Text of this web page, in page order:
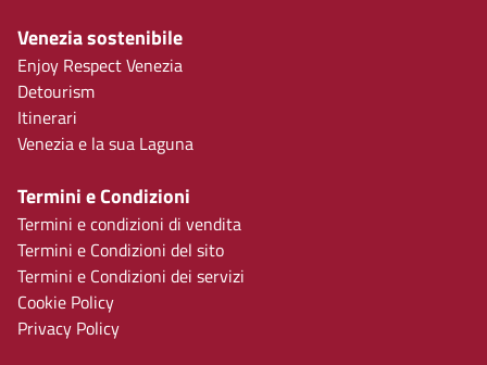
Venezia sostenibile
Enjoy Respect Venezia
Detourism
Itinerari
Venezia e la sua Laguna
Termini e Condizioni
Termini e condizioni di vendita
Termini e Condizioni del sito
Termini e Condizioni dei servizi
Cookie Policy
Privacy Policy